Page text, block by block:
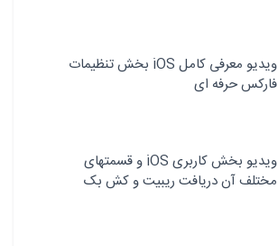
ویدیو معرفی کامل iOS بخش تنظیمات
فارکس حرفه ای
ویدیو بخش کاربری iOS و قسمتهای
مختلف آن دریافت ریبیت و کش بک